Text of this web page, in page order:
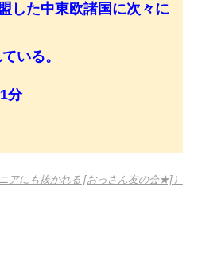
した中東欧諸国に次々に
いる。
分
アにも抜かれる [おっさん友の会★]）